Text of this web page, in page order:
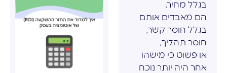
בגלל מחיר.
הם מאבדים אותם
בגלל חוסר קשר,
חוסר תהליך,
או פשוט כי מישהו
אחר היה יותר נוכח